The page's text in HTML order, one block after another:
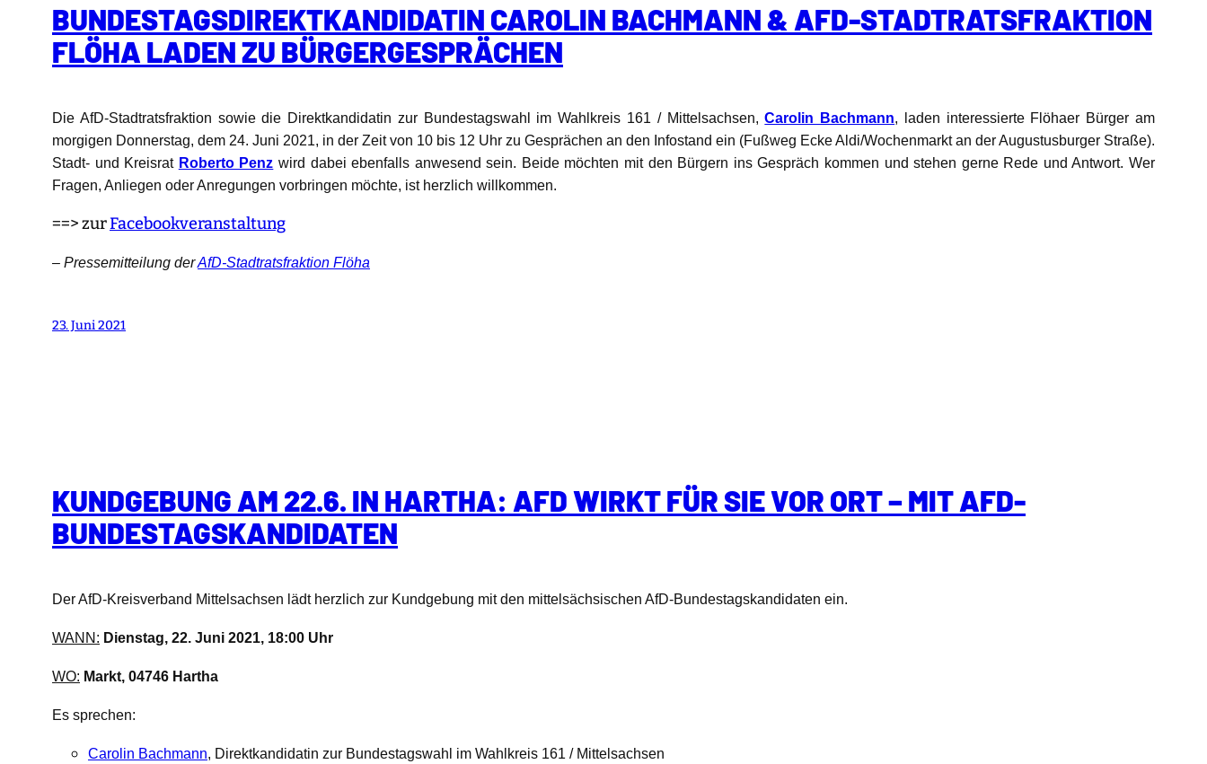
BUNDESTAGSDIREKTKANDIDATIN CAROLIN BACHMANN & AFD-STADTRATSFRAKTION
FLÖHA LADEN ZU BÜRGERGESPRÄCHEN
Die AfD-Stadtratsfraktion sowie die Direktkandidatin zur Bundestagswahl im Wahlkreis 161 / Mittelsachsen,Carolin Bachmann, laden interessierte Flöhaer Bürger am
morgigen Donnerstag, dem 24. Juni 2021, in der Zeit von 10 bis 12 Uhr zu Gesprächen an den Infostand ein (Fußweg Ecke Aldi/Wochenmarkt an der Augustusburger Straße).
Stadt- und Kreisrat Roberto Penz wird dabei ebenfalls anwesend sein. Beide möchten mit den Bürgern ins Gespräch kommen und stehen gerne Rede und Antwort. Wer
Fragen, Anliegen oder Anregungen vorbringen möchte, ist herzlich willkommen.
==> zurFacebookveranstaltung
– Pressemitteilung derAfD-Stadtratsfraktion Flöha
23. Juni 2021
KUNDGEBUNG AM 22.6. IN HARTHA: AFD WIRKT FÜR SIE VOR ORT – MIT AFD-
BUNDESTAGSKANDIDATEN
Der AfD-Kreisverband Mittelsachsen lädt herzlich zur Kundgebung mit den mittelsächsischen AfD-Bundestagskandidaten ein.
WANN: Dienstag, 22. Juni 2021, 18:00 Uhr
WO: Markt, 04746 Hartha
Es sprechen:
Carolin Bachmann, Direktkandidatin zur Bundestagswahl im Wahlkreis 161 / Mittelsachsen